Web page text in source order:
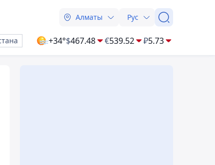
Алматы Рус
+34°$467.48 €539.52 ₽5.73